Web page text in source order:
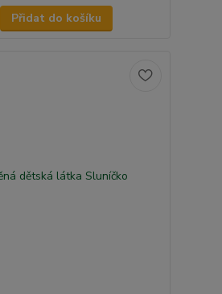
Přidat do košíku